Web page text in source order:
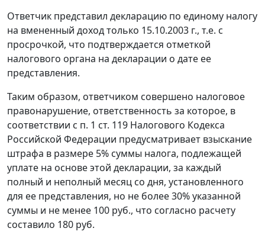
Ответчик представил декларацию по единому налогу
на вмененный доход только 15.10.2003 г., т.е. с
просрочкой, что подтверждается отметкой
налогового органа на декларации о дате ее
представления.
Таким образом, ответчиком совершено налоговое
правонарушение, ответственность за которое, в
соответствии с п. 1 ст. 119 Налогового Кодекса
Российской Федерации предусматривает взыскание
штрафа в размере 5% суммы налога, подлежащей
уплате на основе этой декларации, за каждый
полный и неполный месяц со дня, установленного
для ее представления, но не более 30% указанной
суммы и не менее 100 руб., что согласно расчету
составило 180 руб.